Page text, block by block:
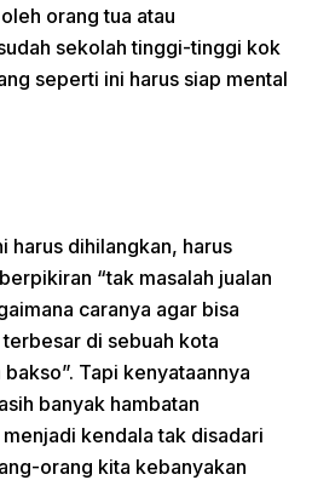
orang tua atau
sekolah tinggi-tinggi kok
seperti ini harus siap mental
harus dihilangkan, harus
“tak masalah jualan
caranya agar bisa
di sebuah kota
Tapi kenyataannya
banyak hambatan
kendala tak disadari
orang kita kebanyakan